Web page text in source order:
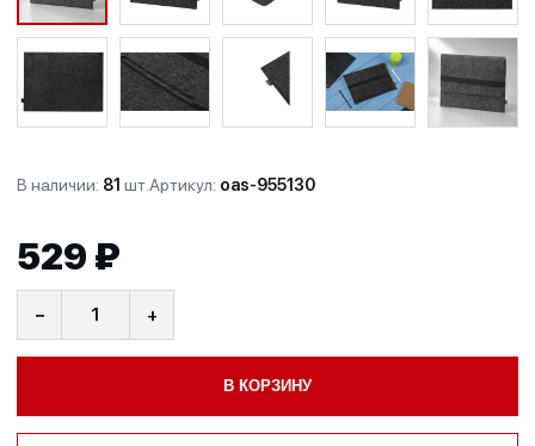
В наличии: 81 шт.Артикул: oas-955130
529 ₽
− +
В КОРЗИНУ